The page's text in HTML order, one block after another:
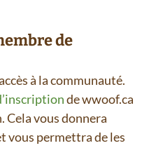
de
à la communauté.
de wwoof.ca
Cela vous donnera
vous permettra de les